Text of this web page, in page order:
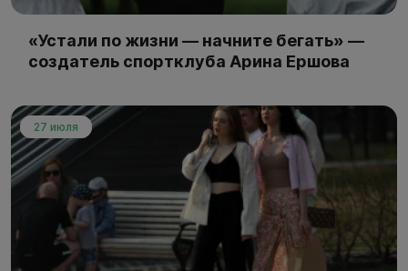
«Устали по жизни — начните бегать» —
создатель спортклуба Арина Ершова
27 июля